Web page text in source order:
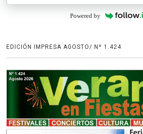
Powered by
EDICIÓN IMPRESA AGOSTO/ Nº 1.424